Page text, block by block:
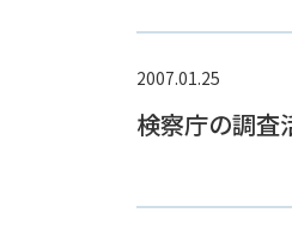
2007.01.25
検察庁の調査